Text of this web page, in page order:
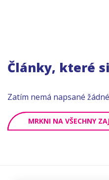
Články, které
Zatím nemá napsané
MRKNI NA VŠECHNY